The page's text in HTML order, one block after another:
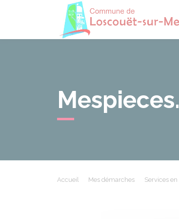
Accueil Mes démarches Services